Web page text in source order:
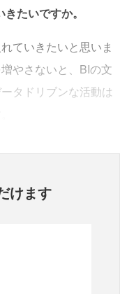
たいですか。
ていきたいと思いま
やさないと、BIの文
タドリブンな活動は
けます